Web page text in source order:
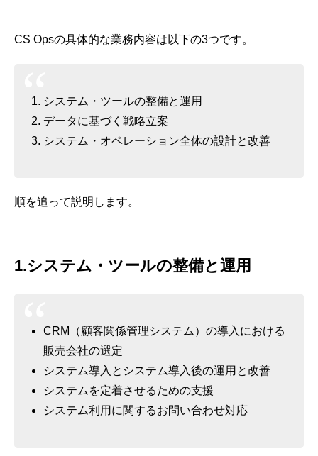
CS Opsの具体的な業務内容は以下の3つです。
システム・ツールの整備と運用
データに基づく戦略立案
システム・オペレーション全体の設計と改善
順を追って説明します。
1.システム・ツールの整備と運用
CRM（顧客関係管理システム）の導入における
販売会社の選定
システム導入とシステム導入後の運用と改善
システムを定着させるための支援
システム利用に関するお問い合わせ対応